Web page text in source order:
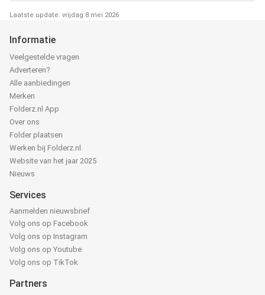
Laatste update: vrijdag 8 mei 2026
Informatie
Veelgestelde vragen
Adverteren?
Alle aanbiedingen
Merken
Folderz.nl App
Over ons
Folder plaatsen
Werken bij Folderz.nl
Website van het jaar 2025
Nieuws
Services
Aanmelden nieuwsbrief
Volg ons op Facebook
Volg ons op Instagram
Volg ons op Youtube
Volg ons op TikTok
Partners